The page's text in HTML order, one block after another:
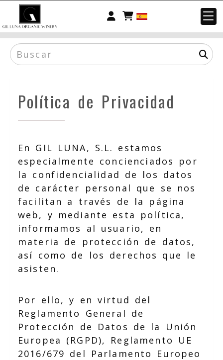
Identifícate
Política de Privacidad
En GIL LUNA, S.L. estamos
especialmente concienciados por
la confidencialidad de los datos
de carácter personal que se nos
facilitan a través de la página
web, y mediante esta política,
informamos al usuario, en
materia de protección de datos,
así como de los derechos que le
asisten.
Por ello, y en virtud del
Reglamento General de
Protección de Datos de la Unión
Europea (RGPD), Reglamento UE
2016/679 del Parlamento Europeo